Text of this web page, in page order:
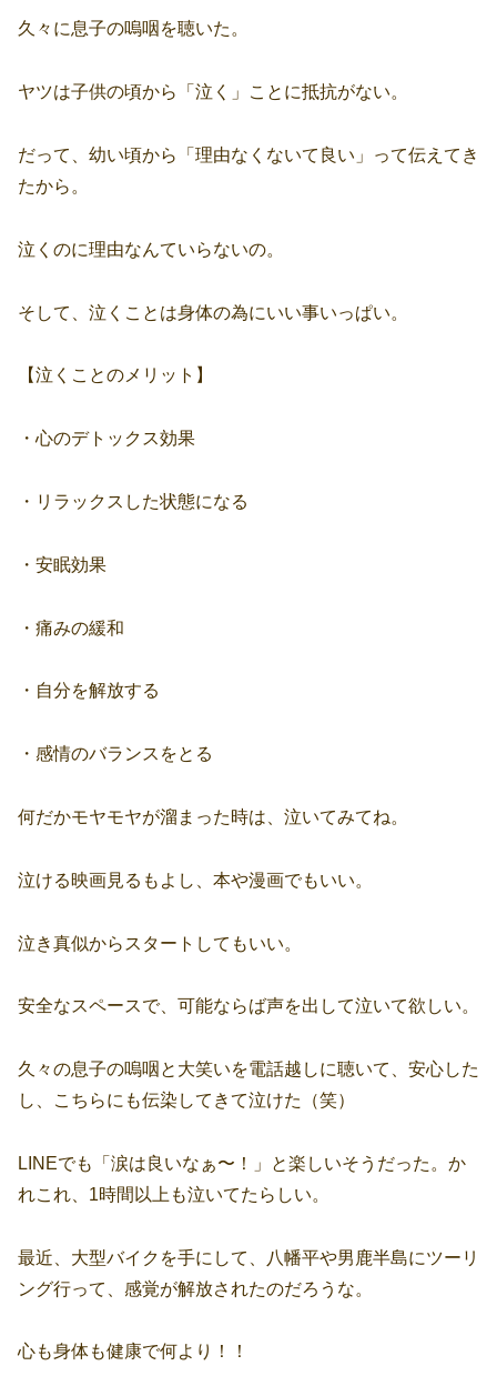
久々に息子の嗚咽を聴いた。
ヤツは子供の頃から「泣く」ことに抵抗がない。
だって、幼い頃から「理由なくないて良い」って伝えてき
たから。
泣くのに理由なんていらないの。
そして、泣くことは身体の為にいい事いっぱい。
【泣くことのメリット】
・心のデトックス効果
・リラックスした状態になる
・安眠効果
・痛みの緩和
・自分を解放する
・感情のバランスをとる
何だかモヤモヤが溜まった時は、泣いてみてね。
泣ける映画見るもよし、本や漫画でもいい。
泣き真似からスタートしてもいい。
安全なスペースで、可能ならば声を出して泣いて欲しい。
久々の息子の嗚咽と大笑いを電話越しに聴いて、安心した
し、こちらにも伝染してきて泣けた（笑）
LINEでも「涙は良いなぁ〜！」と楽しいそうだった。か
れこれ、1時間以上も泣いてたらしい。
最近、大型バイクを手にして、八幡平や男鹿半島にツーリ
ング行って、感覚が解放されたのだろうな。
心も身体も健康で何より！！